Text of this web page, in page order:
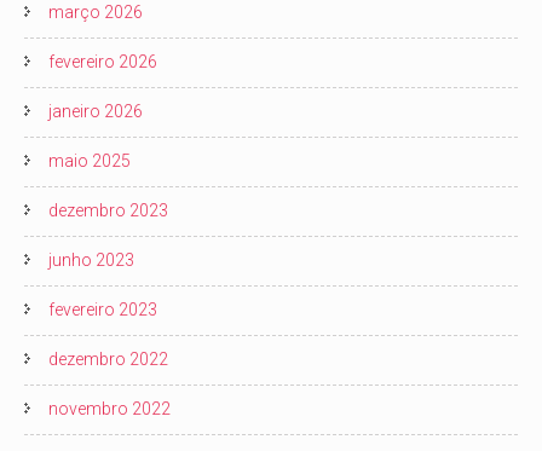
março 2026
fevereiro 2026
janeiro 2026
maio 2025
dezembro 2023
junho 2023
fevereiro 2023
dezembro 2022
novembro 2022